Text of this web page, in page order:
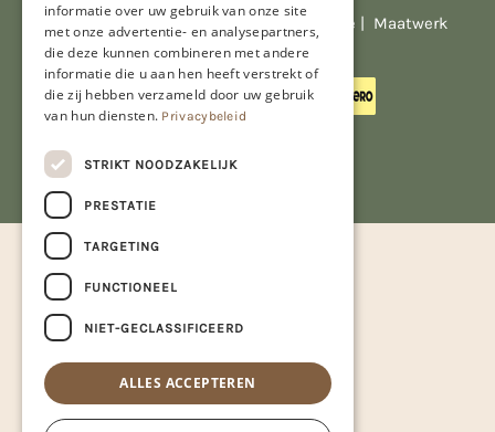
© Copyright 2026 Limburgs Bakwinkeltje | Maatwerk
website webmix
informatie over uw gebruik van onze site
met onze advertentie- en analysepartners,
die deze kunnen combineren met andere
informatie die u aan hen heeft verstrekt of
die zij hebben verzameld door uw gebruik
van hun diensten. Privacybeleid
STRIKT NOODZAKELIJK
PRESTATIE
TARGETING
FUNCTIONEEL
NIET-GECLASSIFICEERD
ALLES ACCEPTEREN